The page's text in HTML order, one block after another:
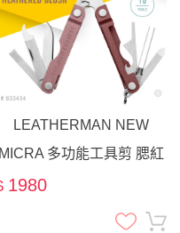
LEATHERMAN NEW
MICRA 多功能工具剪 腮紅
色 #833434
1980